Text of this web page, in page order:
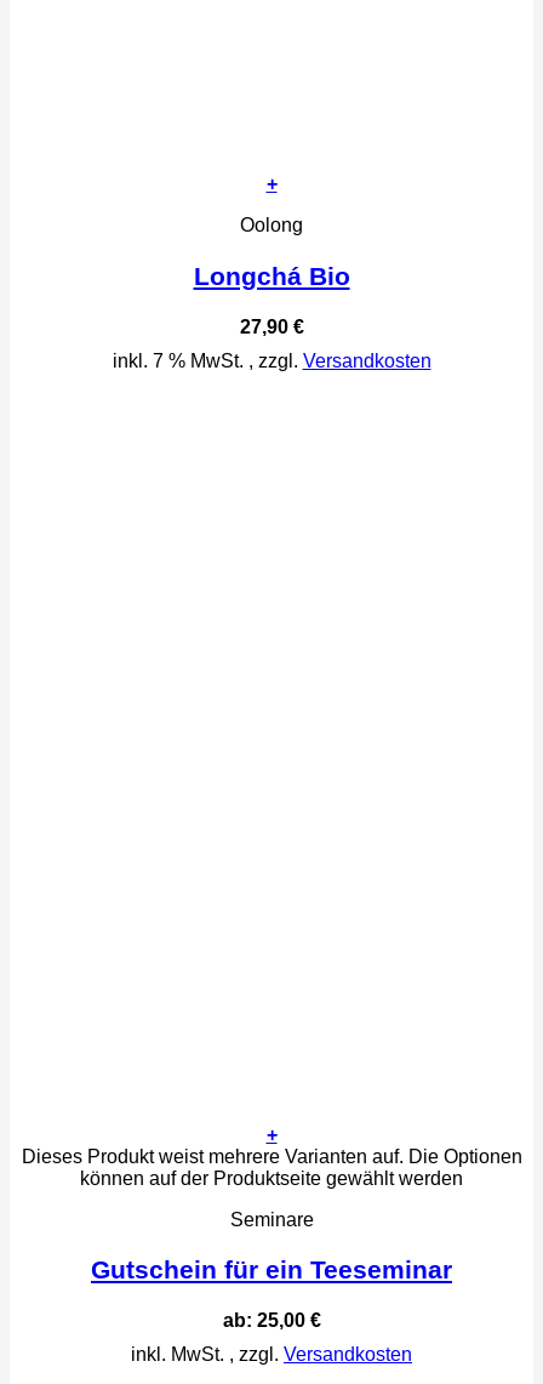
+
Oolong
Longchá Bio
27,90 €
inkl. 7 % MwSt. , zzgl. Versandkosten
+
Dieses Produkt weist mehrere Varianten auf. Die Optionen
können auf der Produktseite gewählt werden
Seminare
Gutschein für ein Teeseminar
ab: 25,00 €
inkl. MwSt. , zzgl. Versandkosten